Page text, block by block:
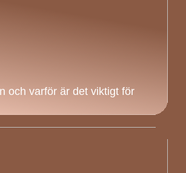
och varför är det viktigt för